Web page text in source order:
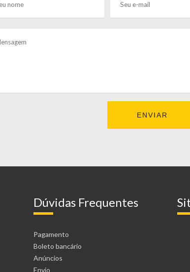
Dúvidas Frequentes
Pagamento
Boleto bancário
Anúncios
Envio